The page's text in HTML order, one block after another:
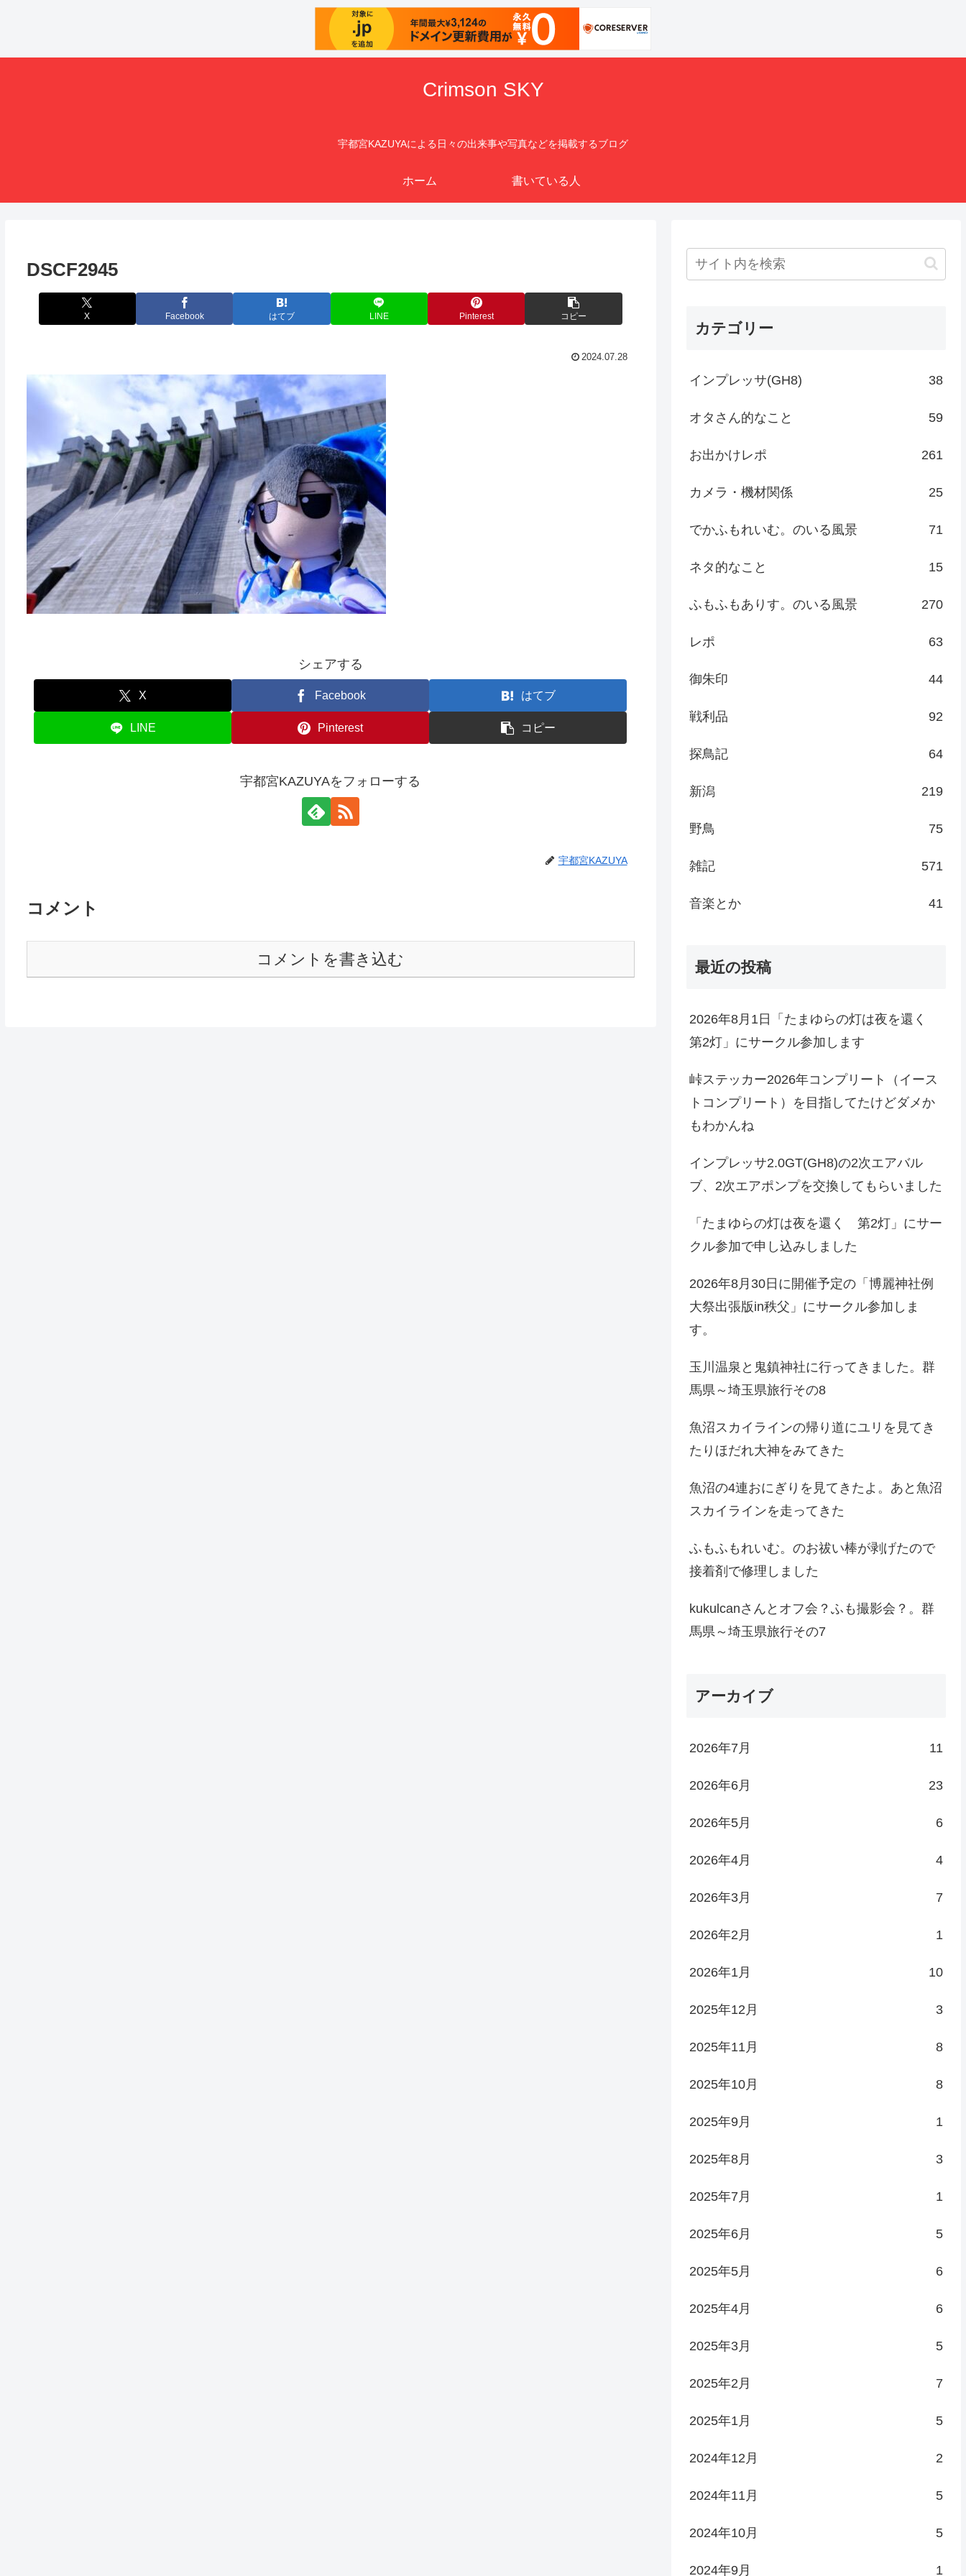
Crimson SKY
宇都宮KAZUYAによる日々の出来事や写真などを掲載するブログ
ホーム 書いている人
DSCF2945
X Facebook はてブ LINE Pinterest コピー
2024.07.28
シェアする
X Facebook はてブ
LINE Pinterest コピー
宇都宮KAZUYAをフォローする
宇都宮KAZUYA
コメント
コメントを書き込む
カテゴリー
インプレッサ(GH8) 38
オタさん的なこと 59
お出かけレポ 261
カメラ・機材関係 25
でかふもれいむ。のいる風景 71
ネタ的なこと 15
ふもふもありす。のいる風景 270
レポ 63
御朱印 44
戦利品 92
探鳥記 64
新潟 219
野鳥 75
雑記 571
音楽とか 41
最近の投稿
2026年8月1日「たまゆらの灯は夜を還く
第2灯」にサークル参加します
峠ステッカー2026年コンプリート（イース
トコンプリート）を目指してたけどダメか
もわかんね
インプレッサ2.0GT(GH8)の2次エアバル
ブ、2次エアポンプを交換してもらいました
「たまゆらの灯は夜を還く 第2灯」にサー
クル参加で申し込みしました
2026年8月30日に開催予定の「博麗神社例
大祭出張版in秩父」にサークル参加しま
す。
玉川温泉と鬼鎮神社に行ってきました。群
馬県～埼玉県旅行その8
魚沼スカイラインの帰り道にユリを見てき
たりほだれ大神をみてきた
魚沼の4連おにぎりを見てきたよ。あと魚沼
スカイラインを走ってきた
ふもふもれいむ。のお祓い棒が剥げたので
接着剤で修理しました
kukulcanさんとオフ会？ふも撮影会？。群
馬県～埼玉県旅行その7
アーカイブ
2026年7月 11
2026年6月 23
2026年5月 6
2026年4月 4
2026年3月 7
2026年2月 1
2026年1月 10
2025年12月 3
2025年11月 8
2025年10月 8
2025年9月 1
2025年8月 3
2025年7月 1
2025年6月 5
2025年5月 6
2025年4月 6
2025年3月 5
2025年2月 7
2025年1月 5
2024年12月 2
2024年11月 5
2024年10月 5
2024年9月 1